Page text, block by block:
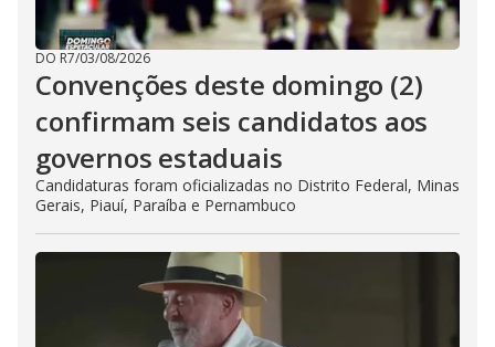
DO R7/03/08/2026
Convenções deste domingo (2)
confirmam seis candidatos aos
governos estaduais
Candidaturas foram oficializadas no Distrito Federal, Minas
Gerais, Piauí, Paraíba e Pernambuco